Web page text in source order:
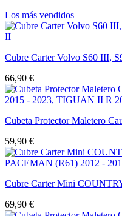
Los más vendidos
Cubre Carter Volvo S60 III,
66,90 €
Cubeta Protector Maletero
59,90 €
Cubre Carter Mini
69,90 €